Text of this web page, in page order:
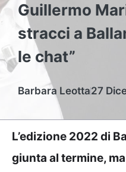
Guillermo
stracci a
le chat”
Barbara Leotta27
L’edizione 2022 di
giunta al termine,